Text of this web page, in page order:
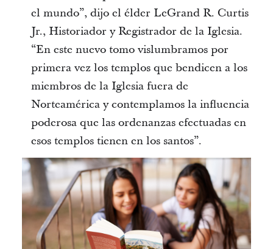
el mundo”, dijo el élder LeGrand R. Curtis
Jr., Historiador y Registrador de la Iglesia.
“En este nuevo tomo vislumbramos por
primera vez los templos que bendicen a los
miembros de la Iglesia fuera de
Norteamérica y contemplamos la influencia
poderosa que las ordenanzas efectuadas en
esos templos tienen en los santos”.